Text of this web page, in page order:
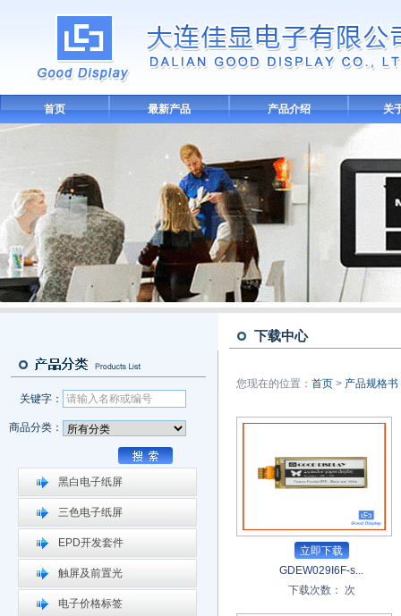
首页 最新产品 产品介绍 关
关键字：
商品分类：
黑白电子纸屏
三色电子纸屏
EPD开发套件
触屏及前置光
电子价格标签
下载中心
您现在的位置：首页 > 产品规格书
GDEW029I6F-s...
下载次数：
次
立即下载